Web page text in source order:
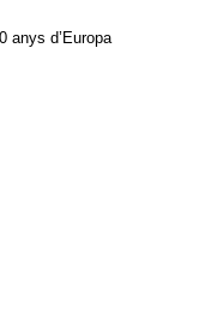
anys d’Europa